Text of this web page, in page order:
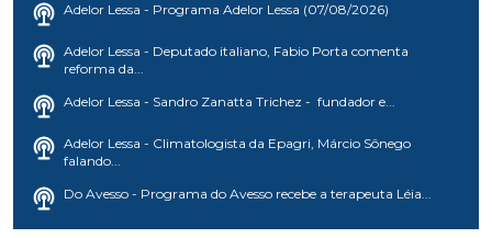
Adelor Lessa - Programa Adelor Lessa (07/08/2026)
Adelor Lessa - Deputado italiano, Fabio Porta comenta
reforma da...
Adelor Lessa - Sandro Zanatta Trichez - fundador e...
Adelor Lessa - Climatologista da Epagri, Márcio Sônego
falando...
Do Avesso - Programa do Avesso recebe a terapeuta Léia...